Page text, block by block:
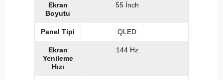
Ekran
Boyutu
55 İnch
Panel Tipi QLED
Ekran
Yenileme
Hızı
144 Hz